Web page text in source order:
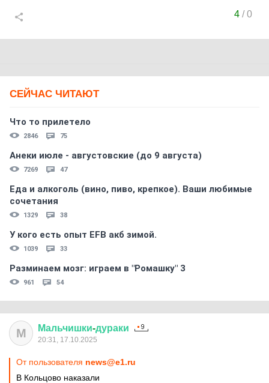
4/0
СЕЙЧАС ЧИТАЮТ
Что то прилетело
2846 75
Анеки июле - августовские (до 9 августа)
7269 47
Еда и алкоголь (вино, пиво, крепкое). Ваши любимые
сочетания
1329 38
У кого есть опыт EFB акб зимой.
1039 33
Разминаем мозг: играем в "Ромашку" 3
961 54
М Мальчишки-дураки
20:31, 17.10.2025
От пользователя news@e1.ru
В Кольцово наказали